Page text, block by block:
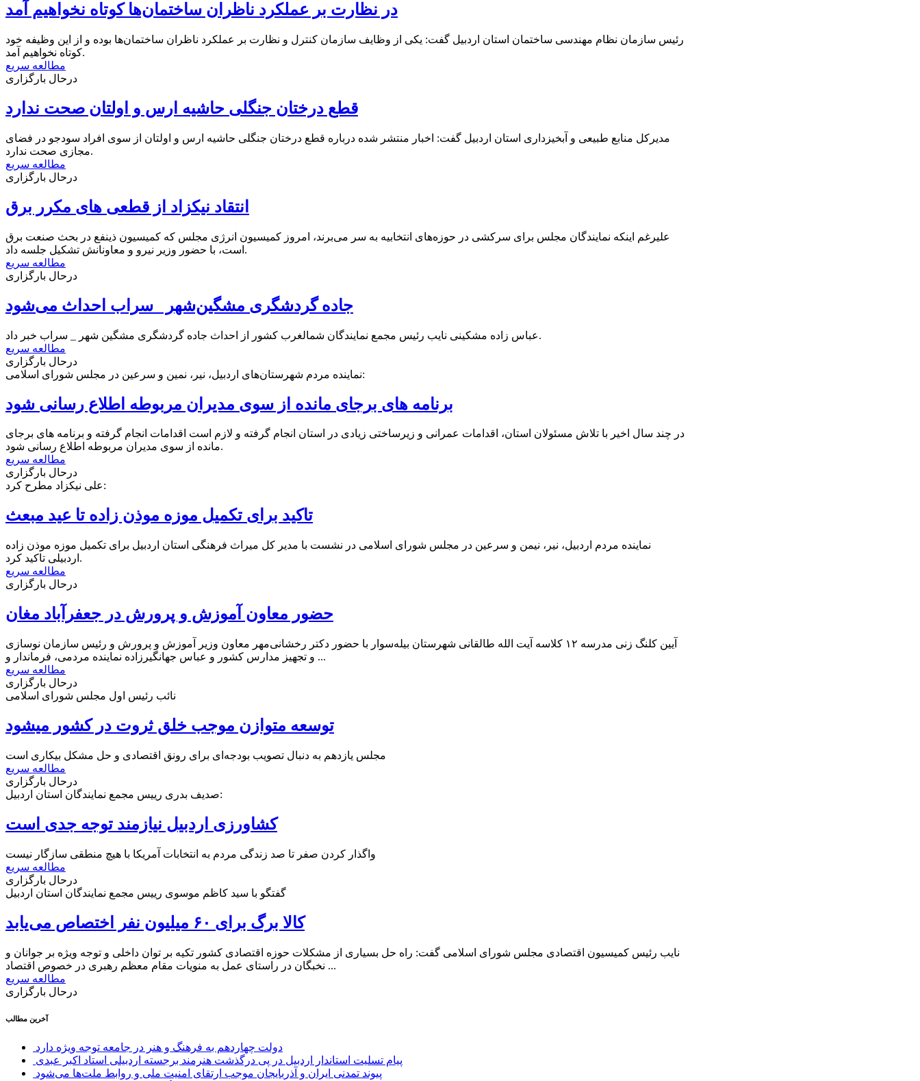
در نظارت بر عملکرد ناظران ساختمان‌ها کوتاه نخواهیم آمد
رئیس سازمان نظام مهندسی ساختمان استان اردبیل گفت: یکی از وظایف سازمان کنترل و نظارت بر عملکرد ناظران ساختمان‌ها بوده و از این وظیفه خود
کوتاه نخواهیم آمد.
مطالعه سریع
درحال بارگزاری
قطع درختان جنگلی حاشیه ارس و اولتان صحت ندارد
مدیرکل منابع طبیعی و آبخیزداری استان اردبیل گفت: اخبار منتشر شده درباره قطع درختان جنگلی حاشیه ارس و اولتان از سوی افراد سودجو در فضای
مجازی صحت ندارد.
مطالعه سریع
درحال بارگزاری
انتقاد نیکزاد از قطعی های مکرر برق
علیرغم اینکه نمایندگان مجلس برای سرکشی در حوزه‌های انتخابیه به سر می‌برند، امروز کمیسیون انرژی مجلس که کمیسیون ذینفع در بحث صنعت برق
است، با حضور وزیر نیرو و معاونانش تشکیل جلسه داد.
مطالعه سریع
درحال بارگزاری
جاده گردشگری مشگین‌شهر _سراب احداث می‌شود
عباس زاده مشکینی نایب رئیس مجمع نمایندگان شمالغرب کشور از احداث جاده گردشگری مشگین شهر _ سراب خبر داد.
مطالعه سریع
درحال بارگزاری
نماینده مردم شهرستان‌های اردبیل، نیر، نمین و سرعین در مجلس شورای اسلامی:
برنامه‌ های برجای مانده از سوی مدیران مربوطه اطلاع رسانی شود
در چند سال اخیر با تلاش مسئولان استان، اقدامات عمرانی و زیرساختی زیادی در استان انجام گرفته و لازم است اقدامات انجام گرفته و برنامه‌ های برجای
مانده از سوی مدیران مربوطه اطلاع رسانی شود.
مطالعه سریع
درحال بارگزاری
علی نیکزاد مطرح کرد:
تاکید برای تکمیل موزه موذن زاده تا عید مبعث
نماینده مردم اردبیل، نیر، نیمن و سرعین در مجلس شورای اسلامی در نشست با مدیر کل میراث فرهنگی استان اردبیل برای تکمیل موزه موذن زاده
اردبیلی تاکید کرد.
مطالعه سریع
درحال بارگزاری
حضور معاون آموزش و پرورش در جعفرآباد مغان
آیین کلنگ زنی مدرسه ۱۲ کلاسه آیت الله طالقانی شهرستان بیله‌سوار با حضور دکتر رخشانی‌مهر معاون وزیر آموزش و پرورش و رئیس سازمان نوسازی
و تجهیز مدارس کشور و عباس جهانگیرزاده نماینده مردمی، فرماندار و ...
مطالعه سریع
درحال بارگزاری
نائب رئیس اول مجلس شورای اسلامی
توسعه متوازن موجب خلق ثروت در کشور میشود
مجلس یازدهم به دنبال تصویب بودجه‌ای برای رونق اقتصادی و حل مشکل بیکاری است
مطالعه سریع
درحال بارگزاری
صدیف بدری رییس مجمع نمایندگان استان اردبیل:
کشاورزی اردبیل نیازمند توجه جدی است
واگذار کردن صفر تا صد زندگی مردم به انتخابات آمریکا با هیچ منطقی سازگار نیست
مطالعه سریع
درحال بارگزاری
گفتگو با سید کاظم موسوی رییس مجمع نمایندگان استان اردبیل
کالا برگ برای ۶۰ میلیون نفر اختصاص می‌یابد
نایب رئیس کمیسیون اقتصادی مجلس شورای اسلامی گفت: راه حل بسیاری از مشکلات حوزه اقتصادی کشور تکیه بر توان داخلی و توجه ویژه بر جوانان و
نخبگان در راستای عمل به منویات مقام معظم رهبری در خصوص اقتصاد ...
مطالعه سریع
درحال بارگزاری
آخرین مطالب
دولت چهاردهم به فرهنگ و هنر در جامعه توجه ویژه دارد
پیام تسلیت استاندار اردبیل در پی درگذشت هنرمند برجسته اردبیلی استاد اکبر عبدی
پیوند تمدنی ایران و آذربایجان موجب ارتقای امنیت ملی و روابط ملت‌ها می‌شود